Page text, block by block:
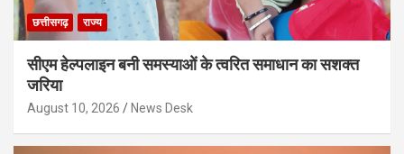
छत्तीसगढ़ राज्य
सीएम हेल्पलाइन बनी समस्याओं के त्वरित समाधान का सशक्त
जरिया
August 10, 2026 News Desk